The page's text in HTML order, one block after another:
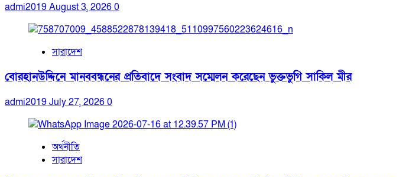
admi2019August 3, 20260
সারাদেশ
বোরহানউদ্দিনে মানববন্ধনের প্রতিবাদে সংবাদ সম্মেলন করেছেন ভুক্তভুগি সাকিল মীর
admi2019July 27, 20260
অর্থনীতি
সারাদেশ